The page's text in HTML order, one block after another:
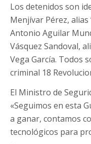
Los detenidos son
Menjívar Pérez, alias
Antonio Aguilar
Vásquez Sandoval,
Vega García. Todos
criminal 18
El Ministro de
«Seguimos en esta
a ganar, contamos
tecnológicos para